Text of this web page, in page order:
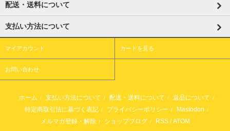
配送・送料について
支払い方法について
マイアカウント カートを見る
お問い合わせ
ホーム / 支払い方法について / 配送・送料について / 返品について /
特定商取引法に基づく表記 / プライバシーポリシー / Mastodon /
メルマガ登録・解除 / ショップブログ / RSS/ATOM